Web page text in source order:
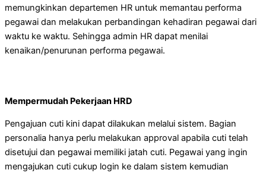
memungkinkan departemen HR untuk memantau performa
pegawai dan melakukan perbandingan kehadiran pegawai dari
waktu ke waktu. Sehingga admin HR dapat menilai
kenaikan/penurunan performa pegawai.
Mempermudah Pekerjaan HRD
Pengajuan cuti kini dapat dilakukan melalui sistem. Bagian
personalia hanya perlu melakukan approval apabila cuti telah
disetujui dan pegawai memiliki jatah cuti. Pegawai yang ingin
mengajukan cuti cukup login ke dalam sistem kemudian